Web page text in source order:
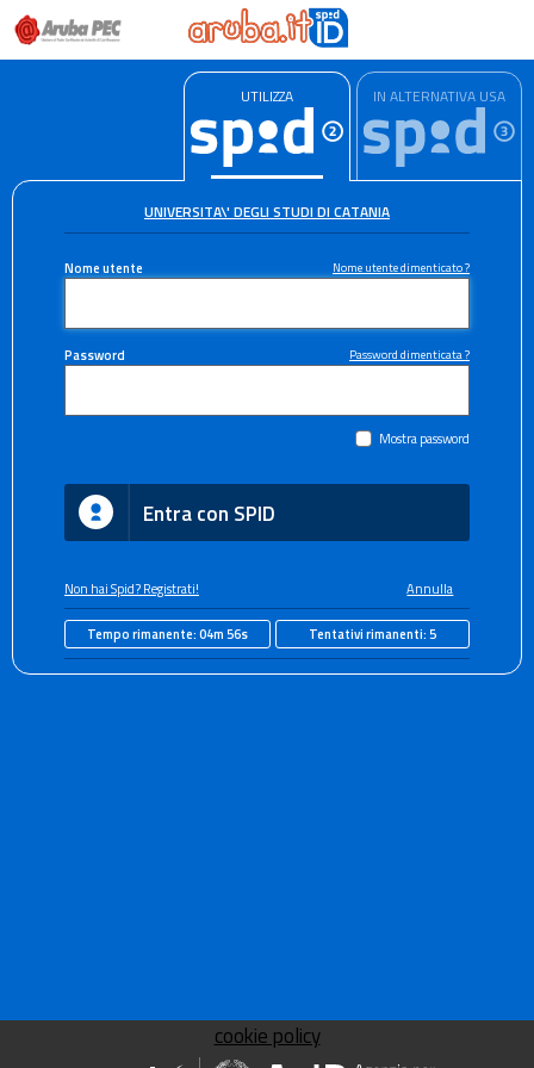
UTILIZZA IN ALTERNATIVA USA
UNIVERSITA\' DEGLI STUDI DI CATANIA
Nome utente Nome utente dimenticato ?
Password Password dimenticata ?
Mostra password
Entra con SPID
Non hai Spid? Registrati! Annulla
Tempo rimanente:04m 56s Tentativi rimanenti:5
cookie policy